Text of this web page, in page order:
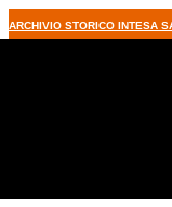
ARCHIVIO STORICO INTESA